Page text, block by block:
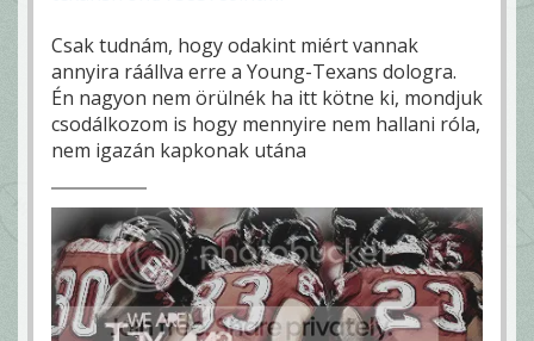
Csak tudnám, hogy odakint miért vannak
annyira ráállva erre a Young-Texans dologra.
Én nagyon nem örülnék ha itt kötne ki, mondjuk
csodálkozom is hogy mennyire nem hallani róla,
nem igazán kapkonak utána